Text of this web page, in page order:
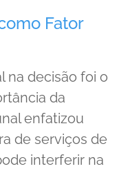
Fator
na decisão foi o
da
enfatizou
de serviços de
interferir na